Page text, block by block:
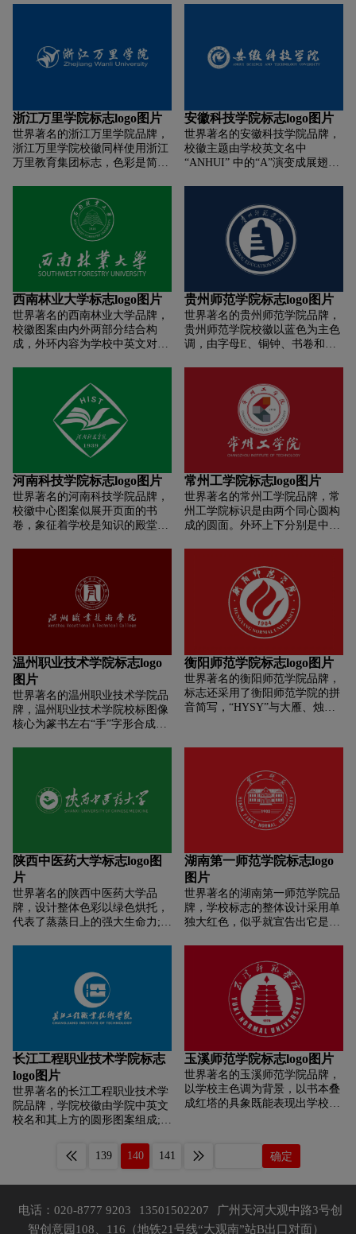
缩写，意为飞翔。雕塑整体寓意
为腾飞的台州学院。底部为双层
型、综合性、高教性”的办学定
位;双层叠加的构图，既象征书本
和学位帽，又寓意不断跨上新台
阶。蓝色则代表知识的海洋。图
案中央三道灵动的线条，寓意培
人”、“世界的人”。图案红色的基
调，充满青春和活力，寓意青年
学子和新兴的台州学院朝气蓬
勃、热烈奔放，不断创造新的辉
煌。标志整体形式为圆形，是团
结协作和向心力、凝聚力的象
为书法家沙孟海题词集字;中间左
右两侧为英文校名;圈底“1907”，
表示该校办学起始的年份。该校
标设计简洁，寓意丰富，融思想
性、艺术性、可识性于一体，具
有良好的记忆度和较强的视觉冲
良渚文化中大量出现，成为良渚
文化的典型代表。玉琮形校标设
的造型令人耳目一新，彰显了中
华文化自信。学校标志主图形沿
用求是鹰图形，体现了对浙江大
学这所百年学府求是文脉的传
承，寓意浙大城院人展翅高飞、
浙江万里学院标志logo图片
世界著名的浙江万里学院品牌，
浙江万里学院校徽同样使用浙江
万里教育集团标志，色彩是简单
象，简约而不简单。
安徽科技学院标志logo图片
世界著名的安徽科技学院品牌，
校徽主题由学校英文名中
“ANHUI” 中的“A”演变成展翅高
广大师生勇于探索科学奥妙、努
力攀登知识巅峰。中心圆点宛如
科技球，突出学校的办学内涵；
形似冉冉旭日，昭示学校朝气蓬
勃、前程辉煌。中间两道蓝色浪
潮，寓意学校开拓奋进，追求卓
越。图案中的1950，标明了学校
创办的时间。
西南林业大学标志logo图片
世界著名的西南林业大学品牌，
校徽图案由内外两部分结合构
成，外环内容为学校中英文对照
构成一棵“智慧之树”，凸显西林
以林学学科为主干、以生物环境
学科为特色的大学风貌，上半部
分云状造型的树冠，象征西林位
于“彩云之南”的地域特征，下半
部分由五本打开的书组成，象征
西林深厚的学术文化底蕴。校徽
的颜色采用代表生命的绿色，象
征西林充满蓬勃的生机和无限的
活力。
贵州师范学院标志logo图片
世界著名的贵州师范学院品牌，
贵州师范学院校徽以蓝色为主色
调，由字母E、铜钟、书卷和竖
坚定自信、团结奋进、勇于垂
范、充满希望，表达了学校的育
人属性和办学宗旨。
河南科技学院标志logo图片
世界著名的河南科技学院品牌，
校徽中心图案似展开页面的书
卷，象征着学校是知识的殿堂；
中发展壮大。多条抽象色带象征
着学校是一所农、工、教育、
管、文、理、经、法、艺术等多
种学科协调发展的多科性院校。
常州工学院标志logo图片
世界著名的常州工学院品牌，常
州工学院标识是由两个同心圆构
成的圆面。外环上下分别是中英
为建校年份。“C”既代表自身--常
州工学院，也代表地区--常州，
这与学校建成“特色鲜明的高水
平应用型地方大学”的愿景相呼
应。三块水晶立柱的造型组合相
交融，既代表着学校现有的三大
学科领域:一是理工类，二是教育
人文类，三是经济管理类;也有立
德、立言、立功“三不朽”的喻
意，展现常州工学院不仅惟学无
际、精育英才，更注重培养学生
温州职业技术学院标志logo
图片
世界著名的温州职业技术学院品
牌，温州职业技术学院校标图像
核心为篆书左右“手”字形合成
衡阳师范学院标志logo图片
世界著名的衡阳师范学院品牌，
标志还采用了衡阳师范学院的拼
音简写，“HYSY”与大雁、烛火
了衡阳师院蒸蒸日上的精神面
光芒，体现了衡阳师院的热情与
陕西中医药大学标志logo图
片
世界著名的陕西中医药大学品
牌，设计整体色彩以绿色烘托，
代表了蒸蒸日上的强大生命力;中
望，更是医学工作的最终目的，
同时，他也隐含了一只和平鸽，
既象征了全人类的共同愿望，也
喻示医学校校莘莘学子发奋努
湖南第一师范学院标志logo
图片
世界著名的湖南第一师范学院品
牌，学校标志的整体设计采用单
独大红色，似乎就宣告出它是与
可以看出，校徽标志仍依照一贯
校徽设计理念，中英文相结合旨
在向世界表达中国高校的世界眼
光。同时，内环标志图案以湖南
第一师范学院标志性教学楼为两
点，左右对称的建筑设计，显得
神圣不可侵犯，这也是师范学校
教书育人的根本理念所在。标志
上左右对称的教学楼，庄重、威
严的同时又不死板，融合了当时
西方建筑的特征，与学校的创立
份字样，这是学校创立的时间，
也从另一个方面向世人宣告时代
的作用。一师范的标志设计简单
明了，让人印象深刻的同时还揭
长江工程职业技术学院标志
logo图片
世界著名的长江工程职业技术学
院品牌，学院校徽由学院中英文
校名和其上方的圆形图案组成;圆
内切成英文字母“C”，表示“长”
字拼音首字母;在小圆中，由抽象
竖”组成中文的“江”字;校徽标准
配色为白色上镶嵌蓝色;学院中文
玉溪师范学院标志logo图片
世界著名的玉溪师范学院品牌，
以学校主色调为背景，以书本叠
成红塔的具象既能表现出学校的
烛，又像是一面风帆;它好比实验
室里的试管，又似乎蕴藏着科技
笔尖。主色调:红色组合，红色组
合包含红土、红塔、红日三种元
139 140 141 确定
电话：020-8777 9203 13501502207
广州天河大观中路3号创
智创意园108、116（地铁21号线“大观南”站B出口对面）